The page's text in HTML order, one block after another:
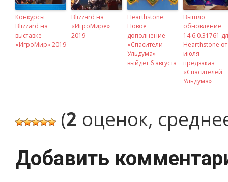
Конкурсы
Blizzard на
выставке
«ИгроМир» 2019
Blizzard на
«ИгроМире»
2019
Hearthstone:
Новое
дополнение
«Спасители
Ульдума»
выйдет 6 августа
Вышло
обновление
14.6.0.31761
Hearthstone
июля —
предзаказ
«Спасителей
Ульдума»
(2 оценок,
Добавить